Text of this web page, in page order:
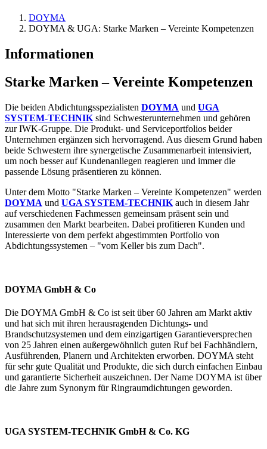
DOYMA
DOYMA & UGA: Starke Marken – Vereinte Kompetenzen
Informationen
Starke Marken – Vereinte Kompetenzen
Die beiden Abdichtungsspezialisten DOYMA und UGA
SYSTEM-TECHNIK sind Schwesterunternehmen und gehören
zur IWK-Gruppe. Die Produkt- und Serviceportfolios beider
Unternehmen ergänzen sich hervorragend. Aus diesem Grund haben
beide Schwestern ihre synergetische Zusammenarbeit intensiviert,
um noch besser auf Kundenanliegen reagieren und immer die
passende Lösung präsentieren zu können.
Unter dem Motto "Starke Marken – Vereinte Kompetenzen" werden
DOYMA und UGA SYSTEM-TECHNIK auch in diesem Jahr
auf verschiedenen Fachmessen gemeinsam präsent sein und
zusammen den Markt bearbeiten. Dabei profitieren Kunden und
Interessierte von dem perfekt abgestimmten Portfolio von
Abdichtungssystemen – "vom Keller bis zum Dach".
DOYMA GmbH & Co
Die DOYMA GmbH & Co ist seit über 60 Jahren am Markt aktiv
und hat sich mit ihren herausragenden Dichtungs- und
Brandschutzsystemen und dem einzigartigen Garantieversprechen
von 25 Jahren einen außergewöhnlich guten Ruf bei Fachhändlern,
Ausführenden, Planern und Architekten erworben. DOYMA steht
für sehr gute Qualität und Produkte, die sich durch einfachen Einbau
und garantierte Sicherheit auszeichnen. Der Name DOYMA ist über
die Jahre zum Synonym für Ringraumdichtungen geworden.
UGA SYSTEM-TECHNIK GmbH & Co. KG